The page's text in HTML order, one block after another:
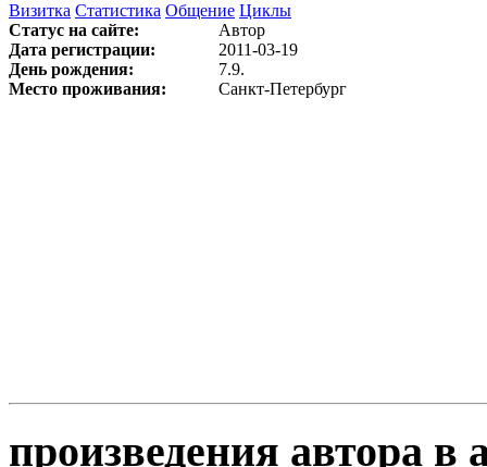
Визитка Статистика Общение Циклы
Статус на сайте:
Автор
Дата регистрации:
2011-03-19
День рождения:
7.9.
Место проживания:
Санкт-Петербург
произведения автора в